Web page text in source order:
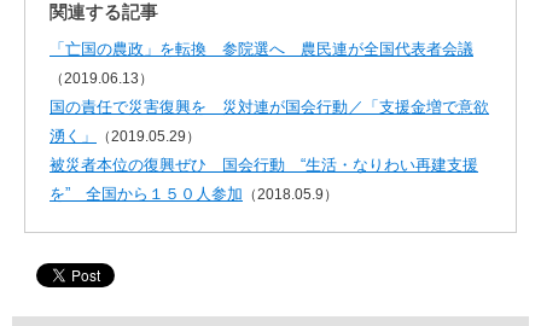
関連する記事
「亡国の農政」を転換 参院選へ 農民連が全国代表者会議
（2019.06.13）
国の責任で災害復興を 災対連が国会行動／「支援金増で意欲
湧く」
（2019.05.29）
被災者本位の復興ぜひ 国会行動 “生活・なりわい再建支援
を” 全国から１５０人参加 （2018.05.9）